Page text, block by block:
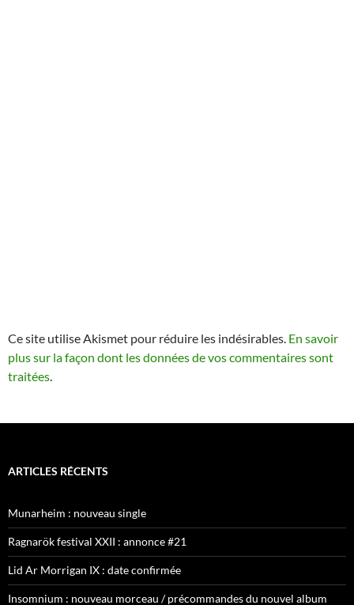
Ce site utilise Akismet pour réduire les indésirables. En savoir
plus sur la façon dont les données de vos commentaires sont
traitées.
ARTICLES RÉCENTS
Munarheim : nouveau single
Ragnarök festival XXII : annonce #21
Lid Ar Morrigan IX : date confirmée
Insomnium : nouveau morceau / précommandes du nouvel album